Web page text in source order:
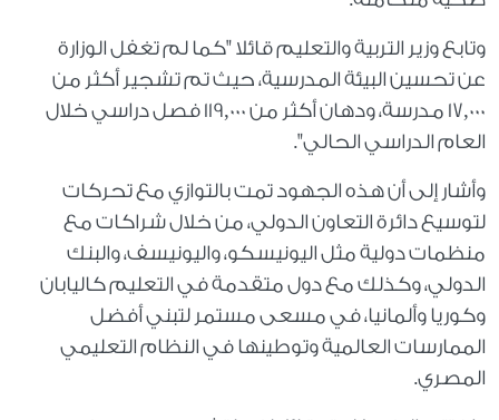
وتابع وزير التربية والتعليم قائلا "كما لم تغفل الوزارة
عن تحسين البيئة المدرسية، حيث تم تشجير أكثر من
17,000 مدرسة، ودهان أكثر من 119,000 فصل دراسي خلال
العام الدراسي الحالي".
وأشار إلى أن هذه الجهود تمت بالتوازي مع تحركات
لتوسيع دائرة التعاون الدولي، من خلال شراكات مع
منظمات دولية مثل اليونيسكو، واليونيسف، والبنك
الدولي، وكذلك مع دول متقدمة في التعليم كاليابان
وكوريا وألمانيا، في مسعى مستمر لتبني أفضل
الممارسات العالمية وتوطينها في النظام التعليمي
المصري.